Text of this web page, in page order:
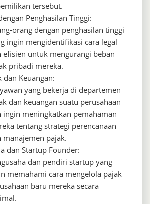
tersebut.
Penghasilan Tinggi:
orang dengan penghasilan tinggi
ingin mengidentifikasi cara legal
efisien untuk mengurangi beban
pribadi mereka.
dan Keuangan:
yang bekerja di departemen
dan keuangan suatu perusahaan
ingin meningkatkan pemahaman
tentang strategi perencanaan
manajemen pajak.
dan Startup Founder:
dan pendiri startup yang
memahami cara mengelola pajak
baru mereka secara